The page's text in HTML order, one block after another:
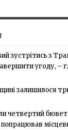
зустрітись з
угоду, –
залишилося
четвертий